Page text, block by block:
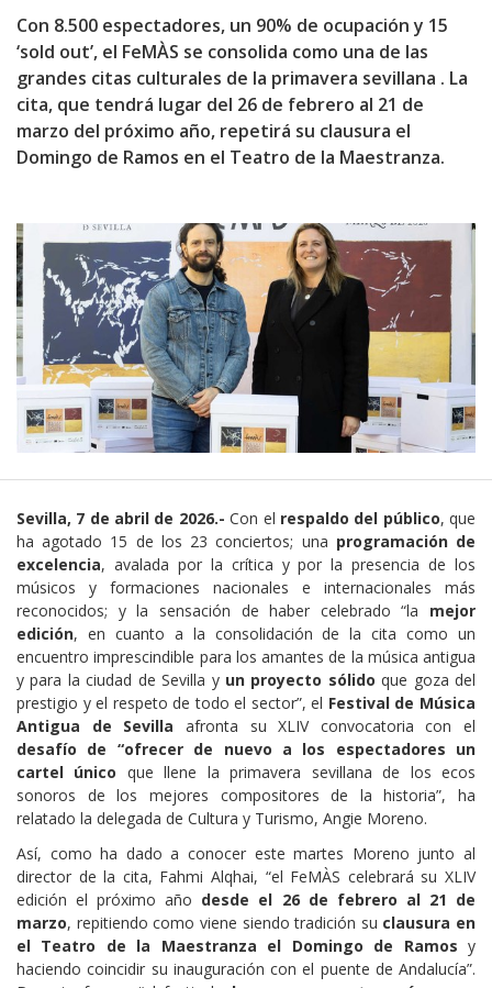
Con 8.500 espectadores, un 90% de ocupación y 15
‘sold out’, el FeMÀS se consolida como una de las
grandes citas culturales de la primavera sevillana . La
cita, que tendrá lugar del 26 de febrero al 21 de
marzo del próximo año, repetirá su clausura el
Domingo de Ramos en el Teatro de la Maestranza.
Sevilla, 7 de abril de 2026.-Con el respaldo del público, que
ha agotado 15 de los 23 conciertos; una programación de
excelencia, avalada por la crítica y por la presencia de los
músicos y formaciones nacionales e internacionales más
reconocidos; y la sensación de haber celebrado “la mejor
edición, en cuanto a la consolidación de la cita como un
encuentro imprescindible para los amantes de la música antigua
y para la ciudad de Sevilla y un proyecto sólido que goza del
prestigio y el respeto de todo el sector”, el Festival de Música
Antigua de Sevilla afronta su XLIV convocatoria con el
desafío de “ofrecer de nuevo a los espectadores un
cartel único que llene la primavera sevillana de los ecos
sonoros de los mejores compositores de la historia”, ha
relatado la delegada de Cultura y Turismo, Angie Moreno.
Así, como ha dado a conocer este martes Moreno junto al
director de la cita, Fahmi Alqhai, “el FeMÀS celebrará su XLIV
edición el próximo año desde el 26 de febrero al 21 de
marzo, repitiendo como viene siendo tradición su clausura en
el Teatro de la Maestranza el Domingo de Ramos y
haciendo coincidir su inauguración con el puente de Andalucía”.